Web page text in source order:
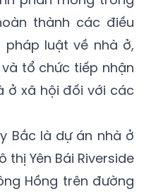
thành các điều
pháp luật về nhà ở,
tổ chức tiếp nhận
ở xã hội đối với các
Bắc là dự án nhà ở
Yên Bái Riverside
Hồng trên đường